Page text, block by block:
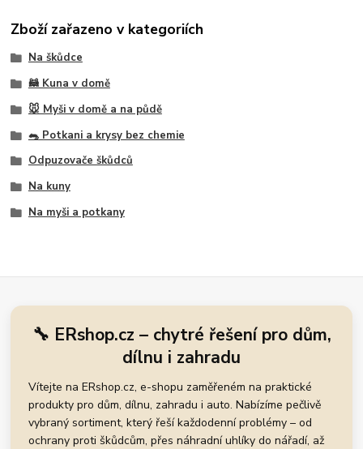
Zboží zařazeno v kategoriích
Na škůdce
🦝 Kuna v domě
🐭 Myši v domě a na půdě
🐀 Potkani a krysy bez chemie
Odpuzovače škůdců
Na kuny
Na myši a potkany
🔧 ERshop.cz – chytré řešení pro dům,
dílnu i zahradu
Vítejte na ERshop.cz, e-shopu zaměřeném na praktické
produkty pro dům, dílnu, zahradu i auto. Nabízíme pečlivě
vybraný sortiment, který řeší každodenní problémy – od
ochrany proti škůdcům, přes náhradní uhlíky do nářadí, až